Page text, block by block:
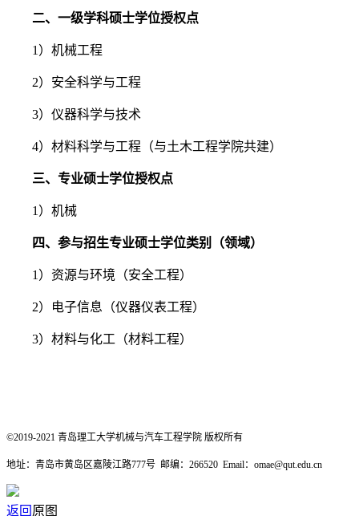
二、一级学科硕士学位授权点
1）机械工程
2）安全科学与工程
3）仪器科学与技术
4）材料科学与工程（与土木工程学院共建）
三、专业硕士学位授权点
1）机械
四、参与招生专业硕士学位类别（领域）
1）资源与环境（安全工程）
2）电子信息（仪器仪表工程）
3）材料与化工（材料工程）
©2019-2021 青岛理工大学机械与汽车工程学院 版权所有
地址：青岛市黄岛区嘉陵江路777号 邮编：266520 Email： omae@qut.edu.cn
返回 原图